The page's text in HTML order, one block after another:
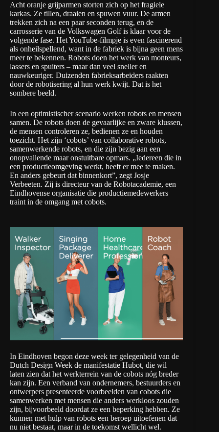
Acht oranje grijparmen storten zich op het fragiele
karkas. Ze tillen, draaien en spuwen vuur. De armen
trekken zich na een paar seconden terug, en de
carrosserie van de Volkswagen Golf is klaar voor de
volgende fase. Het YouTube-filmpje is even fascinerend
als onheilspellend, want in de fabriek is bijna geen mens
meer te bekennen. Robots doen het werk van monteurs,
lassers en spuiters – maar dan veel sneller en
nauwkeuriger. Duizenden fabrieksarbeiders raakten
door de robotisering al hun werk kwijt. Dat is het
sombere beeld.
In een optimistischer scenario werken robots en mensen
samen. De robots doen de gevaarlijke en zware klussen,
de mensen controleren ze, bedienen ze en houden
toezicht. Het zijn ‘cobots’ van collaborative robots,
samenwerkende robots, en die zijn bezig aan een
onopvallende maar onstuitbare opmars. „Iedereen die in
een productieomgeving werkt, heeft er mee te maken.
En anders gebeurt dat binnenkort”, zegt Josje
Verbeeten. Zij is directeur van de Robotacademie, een
Eindhovense organisatie die productiemedewerkers
traint in de omgang met cobots.
In Eindhoven begon deze week ter gelegenheid van de
Dutch Design Week de manifestatie Hubot, die wil
laten zien dat het werkterrein van de cobots nóg breder
kan zijn. Een verband van ondernemers, bestuurders en
ontwerpers presenteerde voorbeelden van cobots die
samenwerken met mensen die anders werkloos zouden
zijn, bijvoorbeeld doordat ze een beperking hebben. Ze
kunnen met hulp van robots een beroep uitoefenen dat
nu niet bestaat, maar in de toekomst wellicht wel.